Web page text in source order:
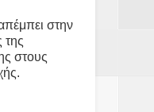
στην
της
στους